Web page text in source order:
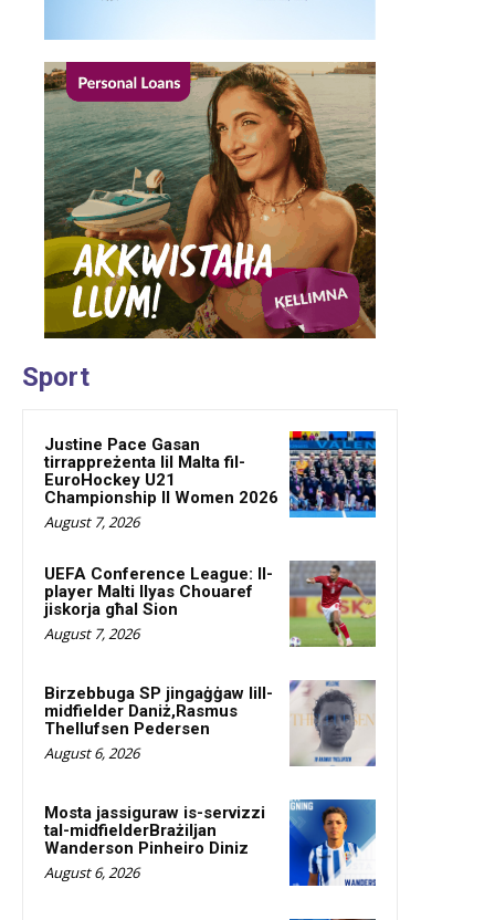
Sport
Justine Pace Gasan
tirrappreżenta lil Malta fil-
EuroHockey U21
Championship II Women 2026
August 7, 2026
UEFA Conference League: Il-
player Malti Ilyas Chouaref
jiskorja għal Sion
August 7, 2026
Birzebbuga SP jingaġġaw lill-
midfielder Daniż,Rasmus
Thellufsen Pedersen
August 6, 2026
Mosta jassiguraw is-servizzi
tal-midfielderBrażiljan
Wanderson Pinheiro Diniz
August 6, 2026